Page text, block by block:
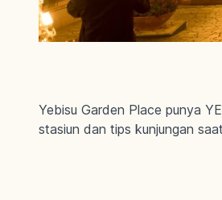
Yebisu Garden Place punya
stasiun dan tips kunjungan